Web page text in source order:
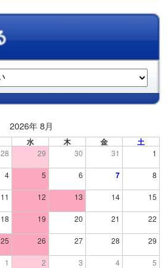
2026年 8月
水 木 金 土
28 29 30 31 1
4 5 6 7 8
11 12 13 14 15
18 19 20 21 22
25 26 27 28 29
1 2 3 4 5